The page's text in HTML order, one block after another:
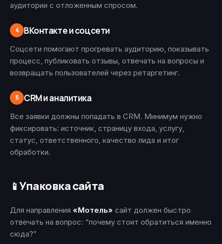
аудитории с отложенным спросом.
4 ВКонтакте и соцсети
Соцсети помогают прогревать аудиторию, показывать
процесс, публиковать отзывы, отвечать на вопросы и
возвращать пользователей через ретаргетинг.
5 CRM и аналитика
Все заявки должны попадать в CRM. Минимум нужно
фиксировать: источник, страницу входа, услугу,
статус, ответственного, качество лида и итог
обработки.
📱Упаковка сайта
Для направления «Мотель» сайт должен быстро
отвечать на вопрос: “почему стоит обратиться именно
сюда?”